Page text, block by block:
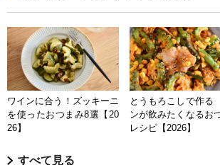
ワインに合う！ズッキーニ
を使ったおつまみ8選【20
26】
とうもろこしで作る
ンが飲みたくなるお
レシピ【2026】
すべて見る